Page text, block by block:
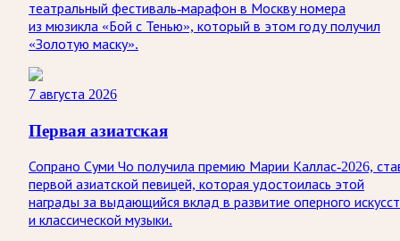
театральный фестиваль-марафон в Москву номера
из мюзикла «Бой с Тенью», который в этом году получил
«Золотую маску».
7 августа 2026
Первая азиатская
Сопрано Суми Чо получила премию Марии Каллас-2026,
первой азиатской певицей, которая удостоилась этой
награды за выдающийся вклад в развитие оперного
и классической музыки.